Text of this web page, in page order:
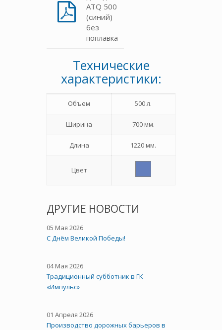
ATQ 500
(синий)
без
поплавка
Технические
характеристики:
Объем 500 л.
Ширина 700 мм.
Длина 1220 мм.
Цвет
ДРУГИЕ НОВОСТИ
05 Мая 2026
C Днём Великой Победы!
04 Мая 2026
Традиционный субботник в ГК
«Импульс»
01 Апреля 2026
Производство дорожных барьеров в